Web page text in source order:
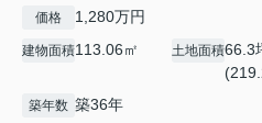
価格 1,280万円
建物面積113.06㎡ 土地面積66.3
築年数 築36年